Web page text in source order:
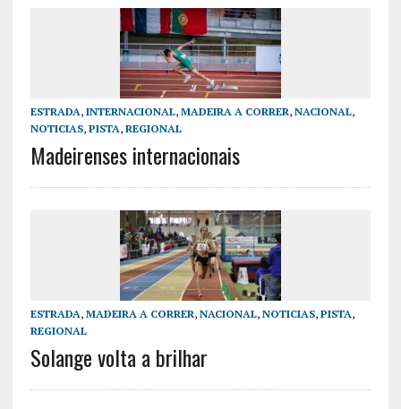
ESTRADA, INTERNACIONAL, MADEIRA A CORRER, NACIONAL,
NOTICIAS, PISTA, REGIONAL
Madeirenses internacionais
ESTRADA, MADEIRA A CORRER, NACIONAL, NOTICIAS, PISTA,
REGIONAL
Solange volta a brilhar